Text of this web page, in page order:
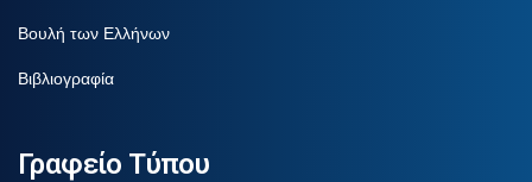
Βουλή των Ελλήνων
Βιβλιογραφία
Γραφείο Τύπου